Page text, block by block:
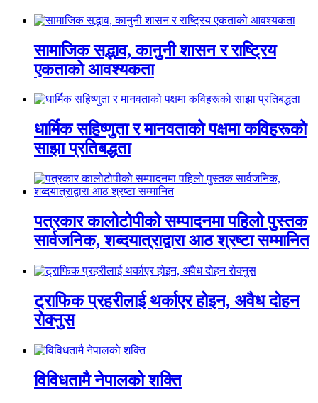
सामाजिक सद्भाव, कानुनी शासन र राष्ट्रिय
एकताको आवश्यकता
धार्मिक सहिष्णुता र मानवताको पक्षमा कविहरूको
साझा प्रतिबद्धता
पत्रकार कालोटोपीको सम्पादनमा पहिलो पुस्तक
सार्वजनिक, शब्दयात्राद्वारा आठ श्रष्टा सम्मानित
ट्राफिक प्रहरीलाई थर्काएर होइन, अवैध दोहन
रोक्नुस
विविधतामै नेपालको शक्ति